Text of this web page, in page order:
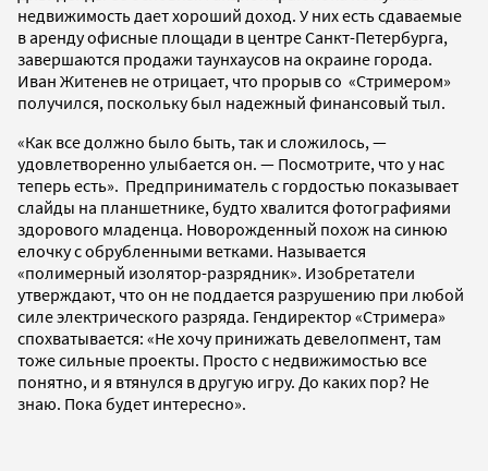
недвижимость дает хороший доход. У них есть сдаваемые
в аренду офисные площади в центре Санкт-Петербурга,
завершаются продажи таунхаусов на окраине города.
Иван Житенев не отрицает, что прорыв со «Стримером»
получился, поскольку был надежный финансовый тыл.
«Как все должно было быть, так и сложилось, —
удовлетворенно улыбается он. — Посмотрите, что у нас
теперь есть». Предприниматель с гордостью показывает
слайды на планшетнике, будто хвалится фотографиями
здорового младенца. Новорожденный похож на синюю
елочку с обрубленными ветками. Называется
«полимерный изолятор-разрядник». Изобретатели
утверждают, что он не поддается разрушению при любой
силе электрического разряда. Гендиректор «Стримера»
спохватывается: «Не хочу принижать девелопмент, там
тоже сильные проекты. Просто с недвижимостью все
понятно, и я втянулся в другую игру. До каких пор? Не
знаю. Пока будет интересно».